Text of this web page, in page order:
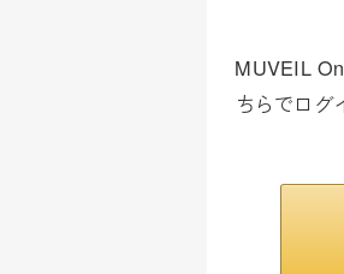
MUVEIL
ちらでログ